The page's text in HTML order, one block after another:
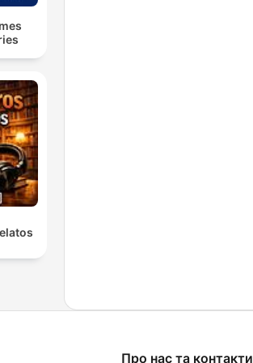
Про нас та контакти